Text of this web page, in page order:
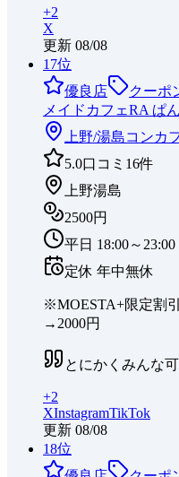
+2
X
更新 08/08
17位
優良店
クーポ
メイドカフェRA ぱ
上野/湯島コンカ
5.0口コミ 16件
上野湯島
2500円
平日 18:00～
定休 年中無休
※MOESTA+限定割
→2000円
とにかくみんな可
+2
XInstagramTikTok
更新 08/08
18位